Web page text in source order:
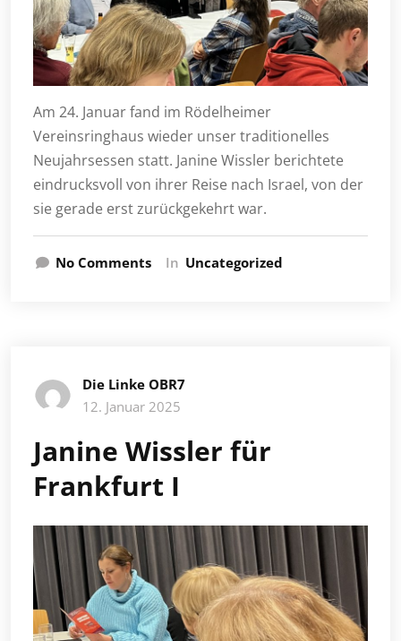
Am 24. Januar fand im Rödelheimer
Vereinsringhaus wieder unser traditionelles
Neujahrsessen statt. Janine Wissler berichtete
eindrucksvoll von ihrer Reise nach Israel, von der
sie gerade erst zurückgekehrt war.
No Comments In Uncategorized
Die Linke OBR7
12. Januar 2025
Janine Wissler für
Frankfurt I